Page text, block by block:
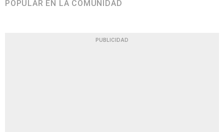
POPULAR EN LA COMUNIDAD
PUBLICIDAD